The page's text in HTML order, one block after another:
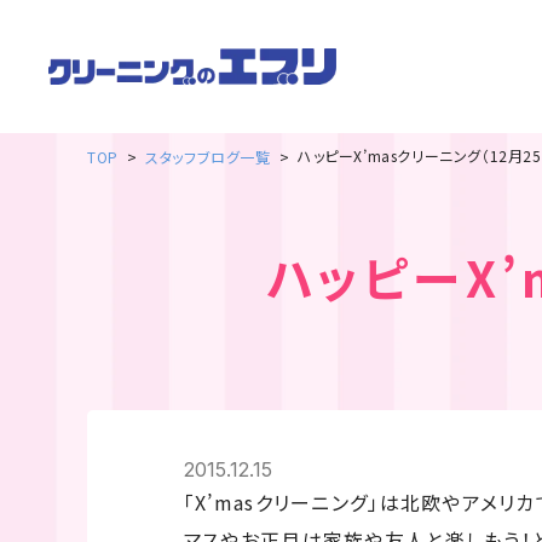
TOP スタッフブログ一覧 ハッピーX’masクリーニング（12月25
ハッピー
2015.12.15
「X’masクリーニング」は北欧やアメリ